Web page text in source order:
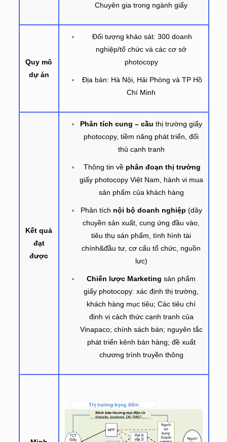
Chuyên gia trong ngành giấy
Quy mô
dự án
Đối tượng khảo sát: 300 doanh
nghiệp/tổ chức và các cơ sở
photocopy
Địa bàn: Hà Nội, Hải Phòng và TP Hồ
Chí Minh
Kết quả
đạt
được
Phân tích cung – cầu thị trường giấy
photocopy, tiềm năng phát triển, đối
thủ cạnh tranh
Thông tin về phân đoạn thị trường
giấy photocopy Việt Nam, hành vi mua
sản phẩm của khách hàng
Phân tích nội bộ doanh nghiệp (dây
chuyền sản xuất, cung ứng đầu vào,
tiêu thụ sản phẩm, tình hình tài
chính&đầu tư, cơ cấu tổ chức, nguồn
lực)
Chiến lược Marketing sản phẩm
giấy photocopy: xác định thị trường,
khách hàng mục tiêu; Các tiêu chí
định vị cách thức cạnh tranh của
Vinapaco; chính sách bán; nguyên tắc
phát triển kênh bán hàng; đề xuất
chương trình truyền thông